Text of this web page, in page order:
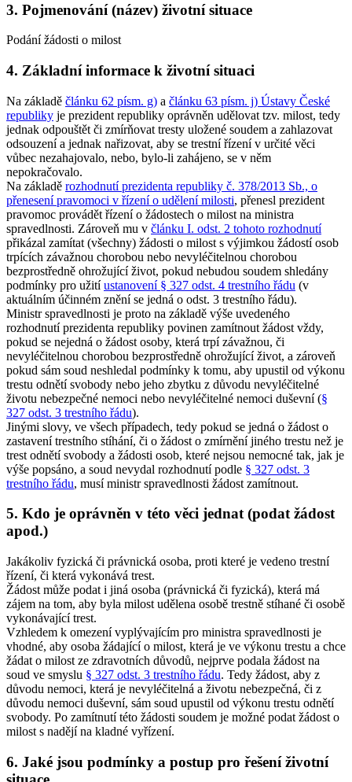
3. Pojmenování (název) životní situace
Podání žádosti o milost
4. Základní informace k životní situaci
Na základě článku 62 písm. g) a článku 63 písm. j) Ústavy České
republiky je prezident republiky oprávněn udělovat tzv. milost, tedy
jednak odpouštět či zmírňovat tresty uložené soudem a zahlazovat
odsouzení a jednak nařizovat, aby se trestní řízení v určité věci
vůbec nezahajovalo, nebo, bylo-li zahájeno, se v něm
nepokračovalo.
Na základě rozhodnutí prezidenta republiky č. 378/2013 Sb., o
přenesení pravomoci v řízení o udělení milosti, přenesl prezident
pravomoc provádět řízení o žádostech o milost na ministra
spravedlnosti. Zároveň mu v článku I. odst. 2 tohoto rozhodnutí
přikázal zamítat (všechny) žádosti o milost s výjimkou žádostí osob
trpících závažnou chorobou nebo nevyléčitelnou chorobou
bezprostředně ohrožující život, pokud nebudou soudem shledány
podmínky pro užitíustanovení § 327 odst. 4 trestního řádu (v
aktuálním účinném znění se jedná o odst. 3 trestního řádu).
Ministr spravedlnosti je proto na základě výše uvedeného
rozhodnutí prezidenta republiky povinen zamítnout žádost vždy,
pokud se nejedná o žádost osoby, která trpí závažnou, či
nevyléčitelnou chorobou bezprostředně ohrožující život, a zároveň
pokud sám soud neshledal podmínky k tomu, aby upustil od výkonu
trestu odnětí svobody nebo jeho zbytku z důvodu nevyléčitelné
životu nebezpečné nemoci nebo nevyléčitelné nemoci duševní (§
327 odst. 3 trestního řádu).
Jinými slovy, ve všech případech, tedy pokud se jedná o žádost o
zastavení trestního stíhání, či o žádost o zmírnění jiného trestu než je
trest odnětí svobody a žádosti osob, které nejsou nemocné tak, jak je
výše popsáno, a soud nevydal rozhodnutí podle § 327 odst. 3
trestního řádu, musí ministr spravedlnosti žádost zamítnout.
5. Kdo je oprávněn v této věci jednat (podat žádost
apod.)
Jakákoliv fyzická či právnická osoba, proti které je vedeno trestní
řízení, či která vykonává trest.
Žádost může podat i jiná osoba (právnická či fyzická), která má
zájem na tom, aby byla milost udělena osobě trestně stíhané či osobě
vykonávající trest.
Vzhledem k omezení vyplývajícím pro ministra spravedlnosti je
vhodné, aby osoba žádající o milost, která je ve výkonu trestu a chce
žádat o milost ze zdravotních důvodů, nejprve podala žádost na
soud ve smyslu § 327 odst. 3 trestního řádu. Tedy žádost, aby z
důvodu nemoci, která je nevyléčitelná a životu nebezpečná, či z
důvodu nemoci duševní, sám soud upustil od výkonu trestu odnětí
svobody. Po zamítnutí této žádosti soudem je možné podat žádost o
milost s nadějí na kladné vyřízení.
6. Jaké jsou podmínky a postup pro řešení životní